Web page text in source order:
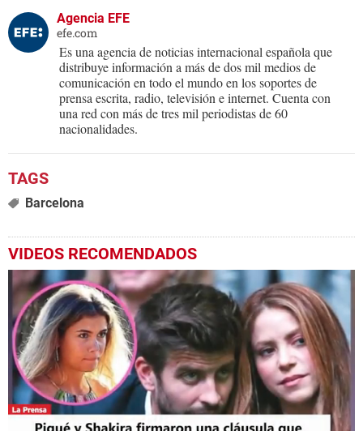
Agencia EFE
efe.com
Es una agencia de noticias internacional española que
distribuye información a más de dos mil medios de
comunicación en todo el mundo en los soportes de
prensa escrita, radio, televisión e internet. Cuenta con
una red con más de tres mil periodistas de 60
nacionalidades.
Barcelona
VIDEOS RECOMENDADOS